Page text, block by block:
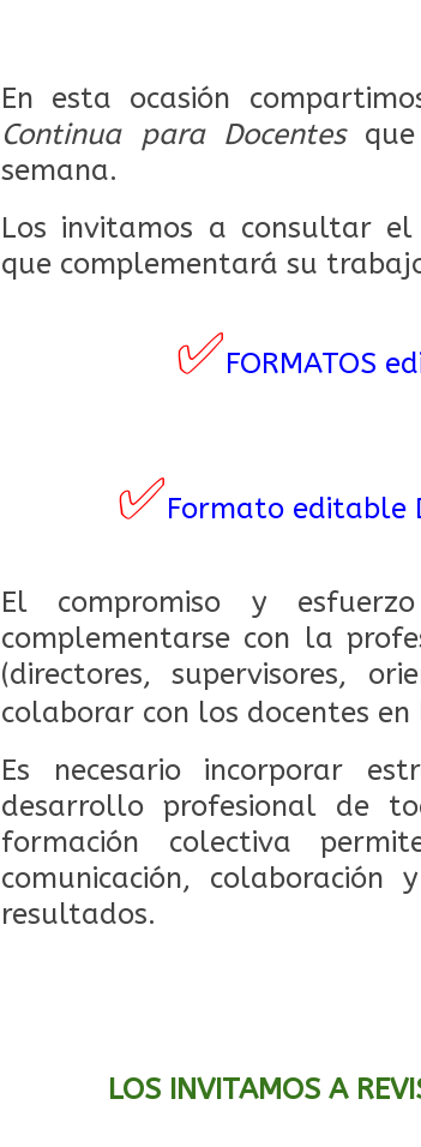
En esta ocasión
Continua para Docentesque
semana.
Los invitamos a consultar
que complementará su
✅FORMATOS
✅Formato editable
El compromiso y
complementarse con la
(directores, supervisores,
colaborar con los docentes
Es necesario incorporar
desarrollo profesional de
formación colectiva
comunicación, colaboración
resultados.
LOS INVITAMOS A